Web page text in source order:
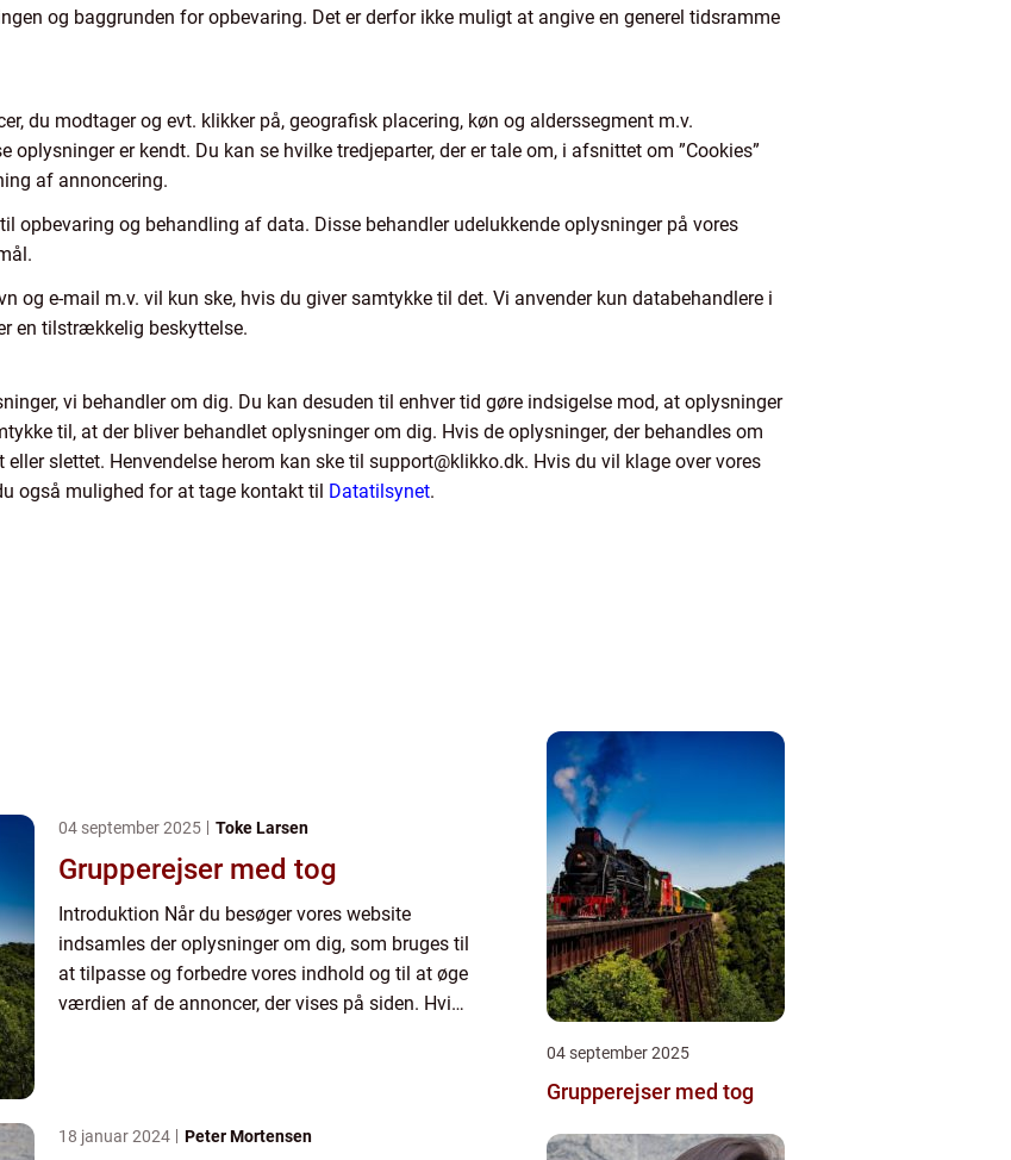
og baggrunden for opbevaring. Det er derfor ikke muligt at angive en generel tidsramme
du modtager og evt. klikker på, geografisk placering, køn og alderssegment m.v.
er kendt. Du kan se hvilke tredjeparter, der er tale om, i afsnittet om ”Cookies”
af annoncering.
opbevaring og behandling af data. Disse behandler udelukkende oplysninger på vores
og e-mail m.v. vil kun ske, hvis du giver samtykke til det. Vi anvender kun databehandlere i
en tilstrækkelig beskyttelse.
vi behandler om dig. Du kan desuden til enhver tid gøre indsigelse mod, at oplysninger
til, at der bliver behandlet oplysninger om dig. Hvis de oplysninger, der behandles om
slettet. Henvendelse herom kan ske til support@klikko.dk. Hvis du vil klage over vores
også mulighed for at tage kontakt til Datatilsynet.
04 september 2025 Toke Larsen
Grupperejser med tog
Introduktion Når du besøger vores website
indsamles der oplysninger om dig, som bruges til
at tilpasse og forbedre vores indhold og til at øge
værdien af de annoncer, der vises på siden. Hvis
18 januar 2024 Peter Mortensen
04 september 2025
Grupperejser med tog